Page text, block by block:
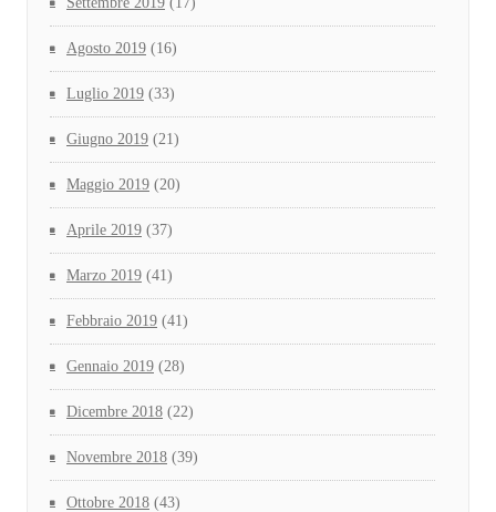
Agosto 2019 (16)
Luglio 2019 (33)
Giugno 2019 (21)
Maggio 2019 (20)
Aprile 2019 (37)
Marzo 2019 (41)
Febbraio 2019 (41)
Gennaio 2019 (28)
Dicembre 2018 (22)
Novembre 2018 (39)
Ottobre 2018 (43)